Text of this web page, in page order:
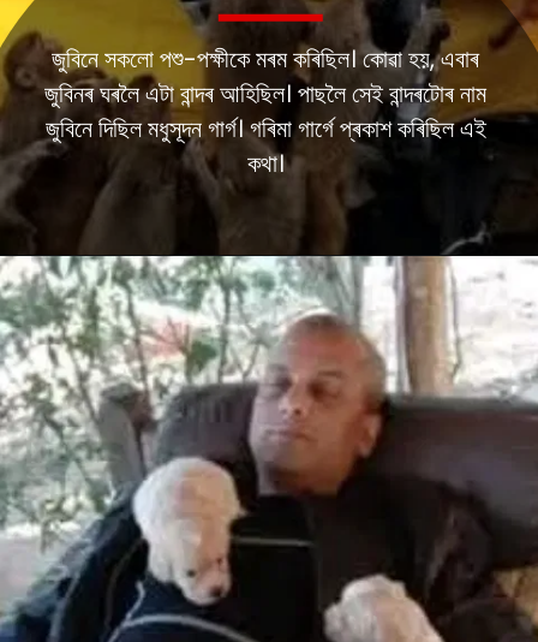
জুবিনে সকলো পশু-পক্ষীকে মৰম কৰিছিল। কোৱা হয়, এবাৰ
জুবিনৰ ঘৰলৈ এটা বান্দৰ আহিছিল। পাছলৈ সেই বান্দৰটোৰ নাম
জুবিনে দিছিল মধুসূদন গাৰ্গ। গৰিমা গাৰ্গে প্ৰকাশ কৰিছিল এই
কথা।